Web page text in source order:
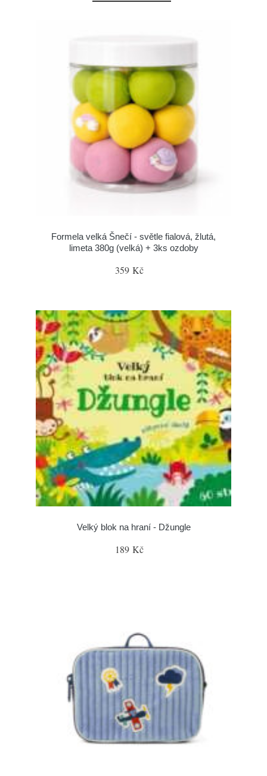
Formela velká Šnečí - světle fialová, žlutá,
limeta 380g (velká) + 3ks ozdoby
359 Kč
Velký blok na hraní - Džungle
189 Kč